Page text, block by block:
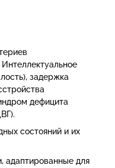
задержка
дефицита
состояний и их
адаптированные для